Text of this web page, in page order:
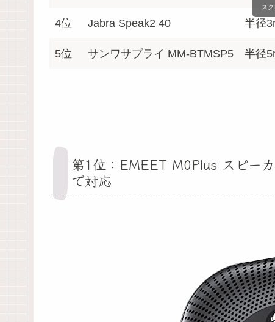
4位 Jabra Speak2 40 半径
5位 サンワサプライ MM-BTMSP5 半径
ス
第1位：EMEET M0Plus スピー
で対応